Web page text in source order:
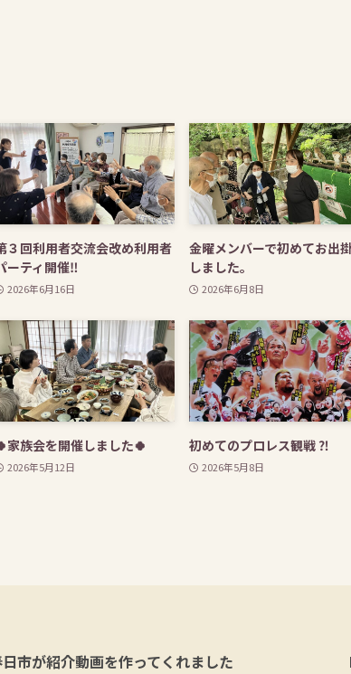
３回利用者交流会改め利用者
ーティ開催‼
2026年6月16日
金曜メンバーで初めてお出
しました。
2026年6月8日
家族会を開催しました🍀
2026年5月12日
初めてのプロレス観戦
2026年5月8日
市が紹介動画を作ってくれました